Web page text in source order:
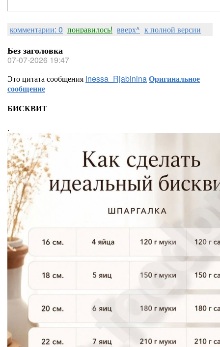
комментарии: 0 понравилось! вверх^ к полной версии
Без заголовка
07-07-2026 19:47
Это цитата сообщения Inessa_RjabininaОригинальное
сообщение
БИСКВИТ
.